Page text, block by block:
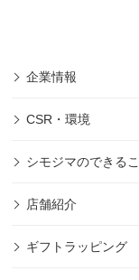
企業情報
CSR・環境
シモジマのできる
店舗紹介
ギフトラッピング